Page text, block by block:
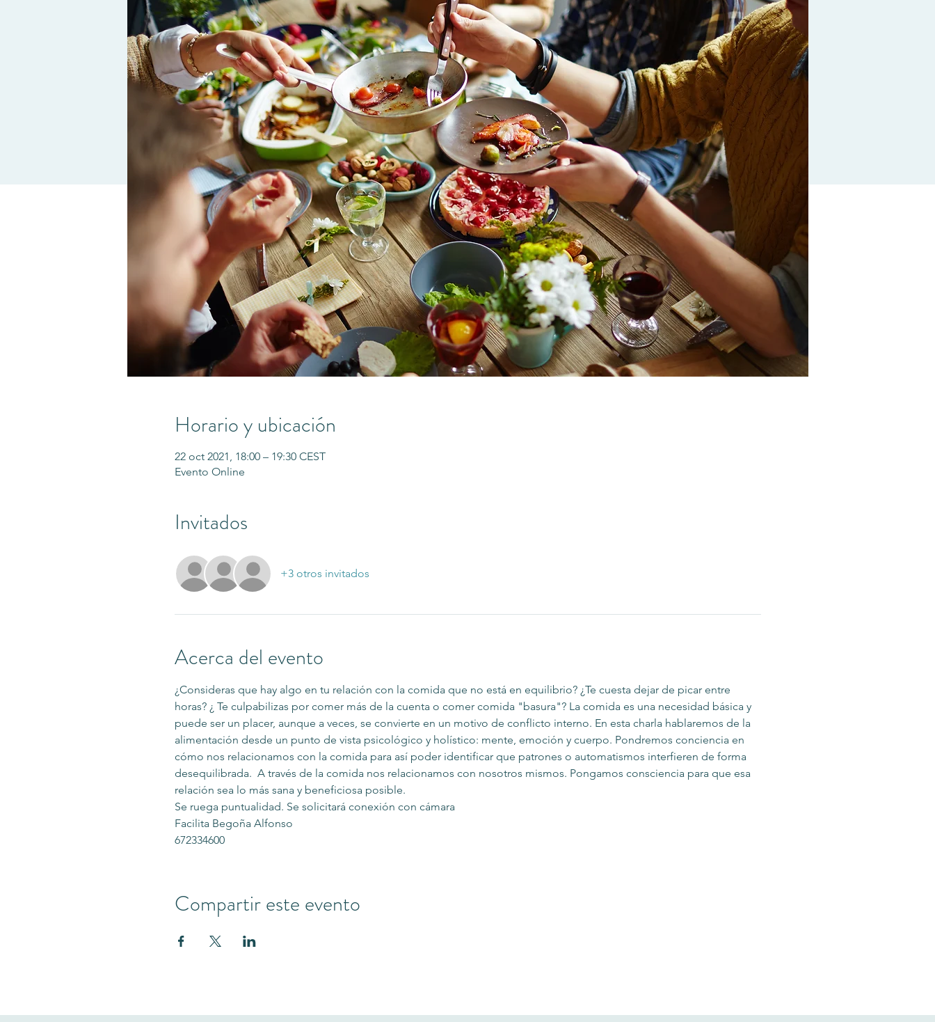
Horario y ubicación
22 oct 2021, 18:00 – 19:30 CEST
Evento Online
Invitados
+3 otros invitados
Acerca del evento
¿Consideras que hay algo en tu relación con la comida que no está en equilibrio? ¿Te cuesta dejar de picar entre
horas? ¿ Te culpabilizas por comer más de la cuenta o comer comida "basura"? La comida es una necesidad básica y
puede ser un placer, aunque a veces, se convierte en un motivo de conflicto interno. En esta charla hablaremos de la
alimentación desde un punto de vista psicológico y holístico: mente, emoción y cuerpo. Pondremos conciencia en
cómo nos relacionamos con la comida para así poder identificar que patrones o automatismos interfieren de forma
desequilibrada.  A través de la comida nos relacionamos con nosotros mismos. Pongamos consciencia para que esa
relación sea lo más sana y beneficiosa posible.
Se ruega puntualidad. Se solicitará conexión con cámara
Facilita Begoña Alfonso
672334600
Compartir este evento